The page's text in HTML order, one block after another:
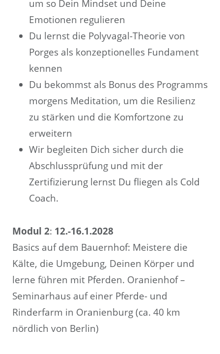
um so Dein Mindset und Deine
Emotionen regulieren
Du lernst die Polyvagal-Theorie von
Porges als konzeptionelles Fundament
kennen
Du bekommst als Bonus des Programms
morgens Meditation, um die Resilienz
zu stärken und die Komfortzone zu
erweitern
Wir begleiten Dich sicher durch die
Abschlussprüfung und mit der
Zertifizierung lernst Du fliegen als Cold
Coach.
Modul 2: 12.-16.1.2028
Basics auf dem Bauernhof: Meistere die
Kälte, die Umgebung, Deinen Körper und
lerne führen mit Pferden. Oranienhof –
Seminarhaus auf einer Pferde- und
Rinderfarm in Oranienburg (ca. 40 km
nördlich von Berlin)